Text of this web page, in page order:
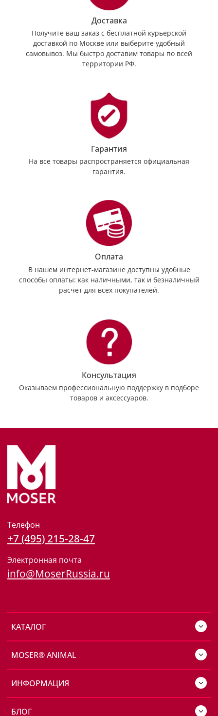
Доставка
Получите ваш заказ с бесплатной курьерской
доставкой по Москве или выберите удобный
самовывоз. Мы быстро доставим товары по всей
территории РФ.
Гарантия
На все товары распространяется официальная
гарантия.
Оплата
В нашем интернет-магазине доступны удобные
способы оплаты: как наличными, так и безналичный
расчет для всех покупателей.
Консультация
Оказываем профессиональную поддержку в подборе
товаров и аксессуаров.
КАТАЛОГ
MOSER® ANIMAL
ИНФОРМАЦИЯ
БЛОГ
Телефон
+7 (495) 215-28-47
Электронная почта
info@MoserRussia.ru